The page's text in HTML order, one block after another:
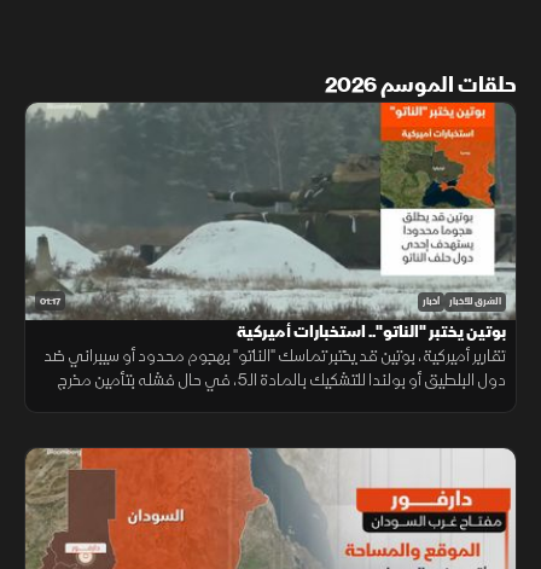
حلقات الموسم 2026
01:17 الشرق للأخبار أخبار
بوتين يختبر "الناتو".. استخبارات أميركية
تقارير أميركية، بوتين قد يختبر تماسك "الناتو" بهجوم محدود أو سيبراني ضد
دول البلطيق أو بولندا للتشكيك بالمادة الـ5، في حال فشله بتأمين مخرج